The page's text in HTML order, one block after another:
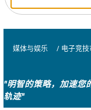
媒体与娱乐 / 电子竞
"明智的策略，加速您
轨迹"